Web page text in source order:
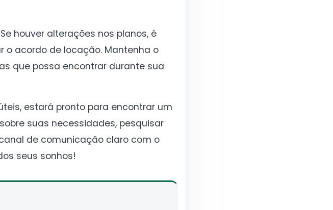
houver alterações nos planos, é
o acordo de locação. Mantenha o
que possa encontrar durante sua
estará pronto para encontrar um
suas necessidades, pesquisar
de comunicação claro com o
seus sonhos!